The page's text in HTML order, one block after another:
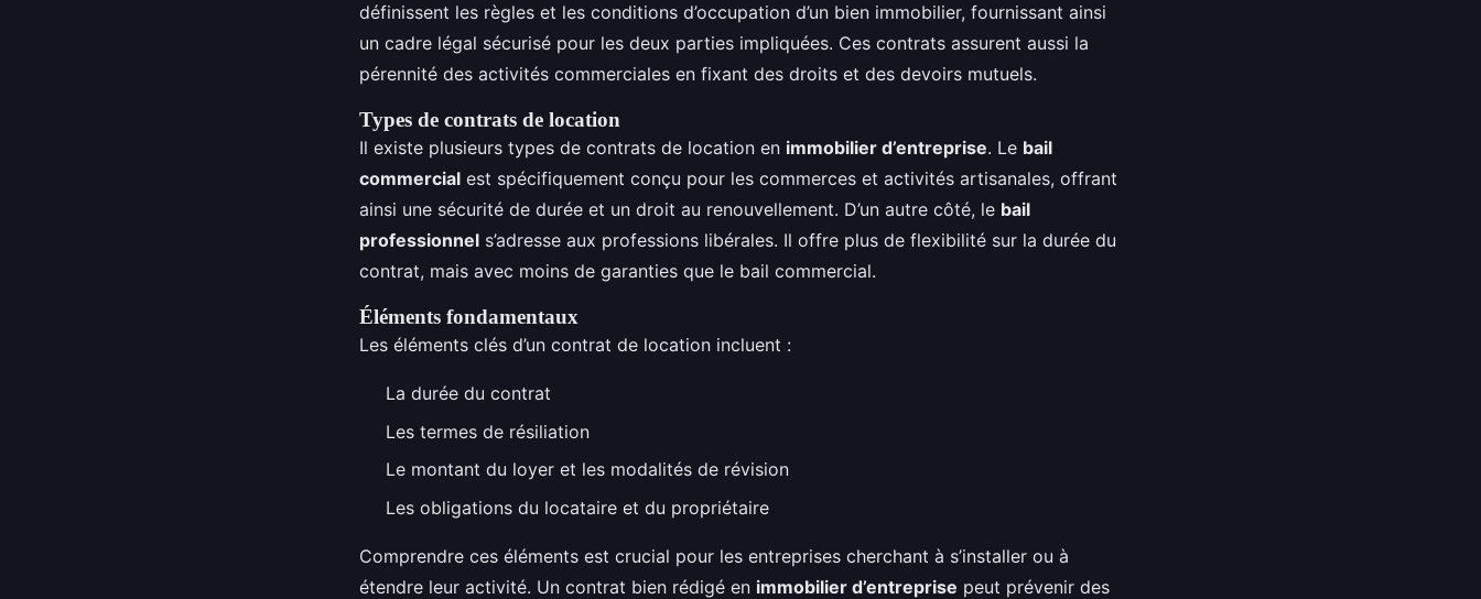
définissent les règles et les conditions d’occupation d’un bien immobilier, fournissant ainsi
un cadre légal sécurisé pour les deux parties impliquées. Ces contrats assurent aussi la
pérennité des activités commerciales en fixant des droits et des devoirs mutuels.
Types de contrats de location
Il existe plusieurs types de contrats de location en immobilier d’entreprise. Le bail
commercial est spécifiquement conçu pour les commerces et activités artisanales, offrant
ainsi une sécurité de durée et un droit au renouvellement. D’un autre côté, le bail
professionnel s’adresse aux professions libérales. Il offre plus de flexibilité sur la durée du
contrat, mais avec moins de garanties que le bail commercial.
Éléments fondamentaux
Les éléments clés d’un contrat de location incluent :
La durée du contrat
Les termes de résiliation
Le montant du loyer et les modalités de révision
Les obligations du locataire et du propriétaire
Comprendre ces éléments est crucial pour les entreprises cherchant à s’installer ou à
étendre leur activité. Un contrat bien rédigé en immobilier d’entreprise peut prévenir des